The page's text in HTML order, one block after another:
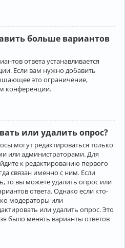
больше вариантов
ответа устанавливается
Если вам нужно добавить
это ограничение,
конференции.
или удалить опрос?
могут редактироваться только
или администраторами. Для
к редактированию первого
связан именно с ним. Если
то вы можете удалить опрос или
ответа. Однако если кто-
модераторы или
или удалить опрос. Это
было менять варианты ответов